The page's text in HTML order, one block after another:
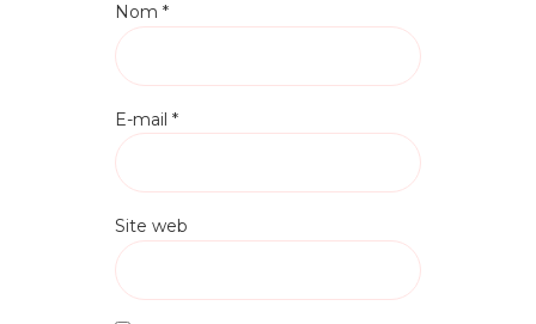
Nom *
E-mail *
Site web